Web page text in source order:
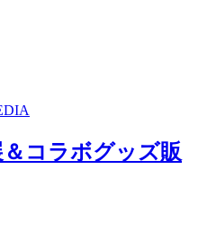
コラボグッズ販